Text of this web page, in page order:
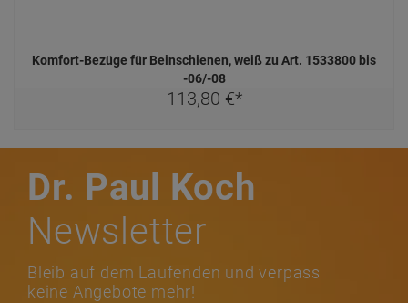
Komfort-Bezüge für Beinschienen, weiß zu Art. 1533800 bis
-06/-08
113,80 €*
Dr. Paul Koch
Newsletter
Bleib auf dem Laufenden und verpass
keine Angebote mehr!